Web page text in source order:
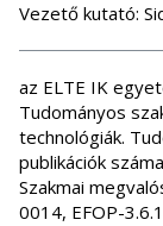
Vezető kutató:
az ELTE IK
Tudományos
technológiák.
publikációk
Szakmai
0014, EFOP-